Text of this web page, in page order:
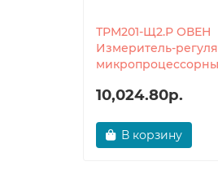
ТРМ201-Щ2.Р ОВЕН
Измеритель-
10,024.80р.
В корзину